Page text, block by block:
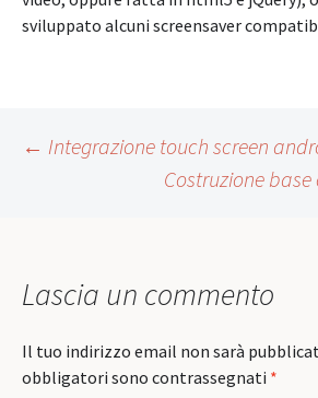
sviluppato alcuni screensaver
Post
← Integrazione touch screen
Costruzione
Lascia un commento
Il tuo indirizzo email non sarà
obbligatori sono contrassegnati *